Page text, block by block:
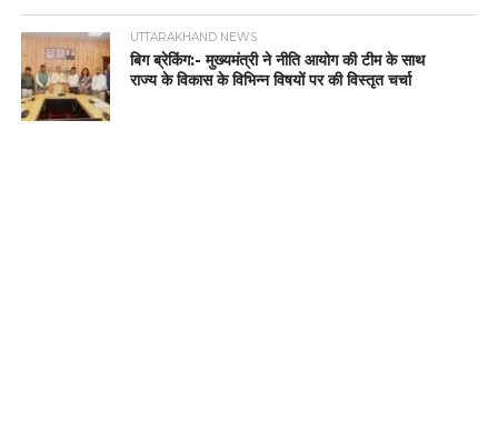
UTTARAKHAND NEWS
बिग ब्रेकिंग:- मुख्यमंत्री ने नीति आयोग की टीम के साथ
राज्य के विकास के विभिन्न विषयों पर की विस्तृत चर्चा